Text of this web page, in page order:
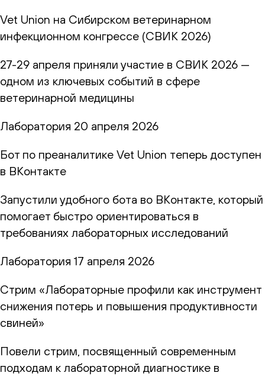
Vet Union на Сибирском ветеринарном
инфекционном конгрессе (СВИК 2026)
27-29 апреля приняли участие в СВИК 2026 —
одном из ключевых событий в сфере
ветеринарной медицины
Лаборатория 20 апреля 2026
Бот по преаналитике Vet Union теперь доступен
в ВКонтакте
Запустили удобного бота во ВКонтакте, который
помогает быстро ориентироваться в
требованиях лабораторных исследований
Лаборатория 17 апреля 2026
Стрим «Лабораторные профили как инструмент
снижения потерь и повышения продуктивности
свиней»
Повели стрим, посвященный современным
подходам к лабораторной диагностике в